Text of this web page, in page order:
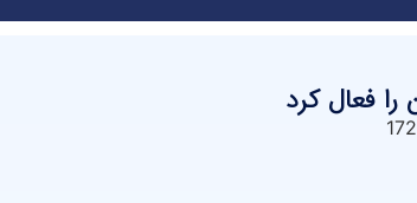
فعال کرد